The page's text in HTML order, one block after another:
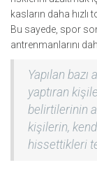
kasların daha hızlı
Bu sayede, spor
antrenmanlarını
Yapılan
yaptıran
belirtilerinin
kişilerin,
hissettikleri